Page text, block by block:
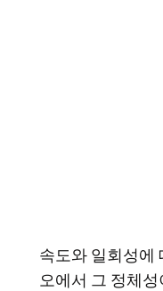
속도와 일회성에
오에서 그 정체